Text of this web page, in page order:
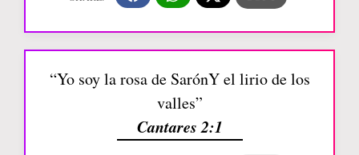
“Yo soy la rosa de SarónY el lirio de los
valles”
Cantares 2:1